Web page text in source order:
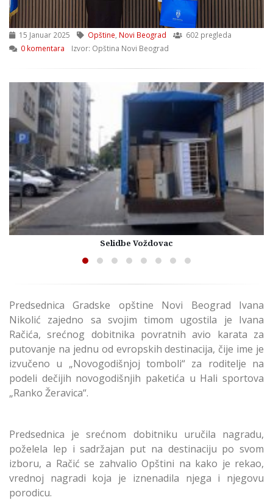
15 Januar 2025 Opštine Novi Beograd
602 pregleda
0 komentara
Izvor: Opština Novi Beograd
Selidbe Voždovac
Predsednica Gradske opštine Novi Beograd Ivana
Nikolić zajedno sa svojim timom ugostila je Ivana
Račića, srećnog dobitnika povratnih avio karata za
putovanje na jednu od evropskih destinacija, čije ime je
izvučeno u „Novogodišnjoj tomboli“ za roditelje na
podeli dečijih novogodišnjih paketića u Hali sportova
„Ranko Žeravica“.
Predsednica je srećnom dobitniku uručila nagradu,
poželela lep i sadržajan put na destinaciju po svom
izboru, a Račić se zahvalio Opštini na kako je rekao,
vrednoj nagradi koja je iznenadila njega i njegovu
porodicu.